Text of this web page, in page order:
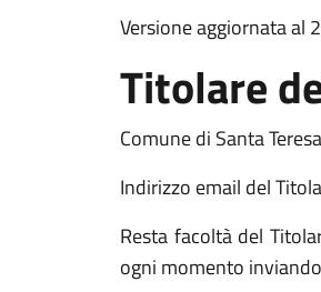
Versione aggiornata al
Titolare
Comune di Santa
Indirizzo email del
Resta facoltà del
ogni momento